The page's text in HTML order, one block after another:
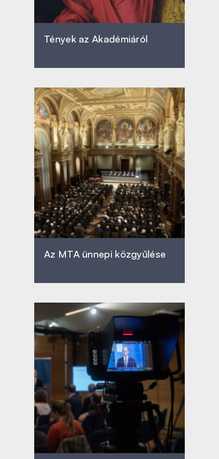
Tények az Akadémiáról
Az MTA ünnepi közgyűlése